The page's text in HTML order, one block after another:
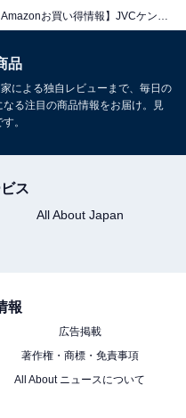
Bluetooth スピーカ
ペアリング ポータブル
見る
手元テレビスピーカ
生活防水 連続15h再生
見る
品
による独自レビューまで、毎日の
る注目の商品情報をお届け。見
。
ス
All About Japan
報
広告掲載
著作権・商標・免責事項
All About ニュースについて